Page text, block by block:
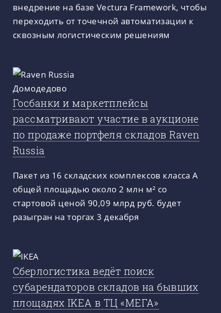
внедрение на базе Vectura Framework, чтобы
переходить от точечной автоматизации к
сквозным логистическим решениям
Госбанки и маркетплейсы
рассматривают участие в аукционе
по продаже портфеля складов Raven
Russia
Пакет из 16 складских комплексов класса A
общей площадью около 2 млн м² со
стартовой ценой 90,09 млрд руб. будет
разыгран на торгах 3 декабря
Сберлогистика ведёт поиск
субарендаторов складов на бывших
площадях IKEA в ТЦ «МЕГА»